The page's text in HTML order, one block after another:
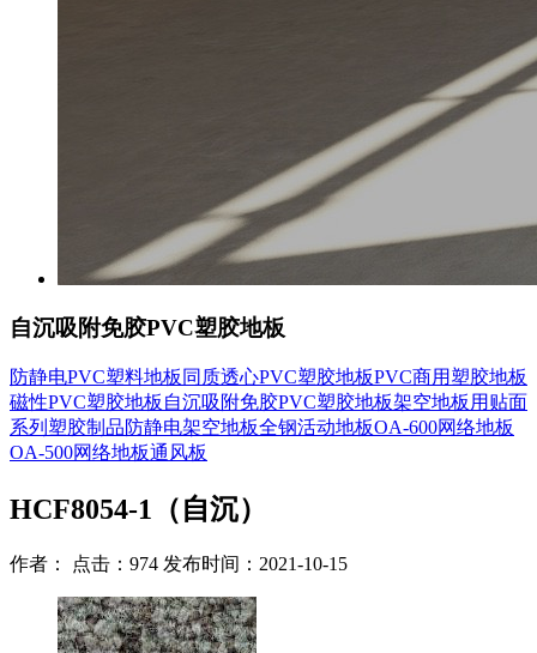
自沉吸附免胶PVC塑胶地板
防静电PVC塑料地板 同质透心PVC塑胶地板PVC商用塑胶地板
磁性PVC塑胶地板 自沉吸附免胶PVC塑胶地板架空地板用贴面
系列 塑胶制品防静电架空地板全钢活动地板OA-600网络地板
OA-500网络地板通风板
HCF8054-1（自沉）
作者： 点击：974 发布时间：2021-10-15